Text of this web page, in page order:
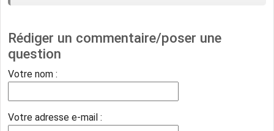
Rédiger un commentaire/poser une
question
Votre nom :
Votre adresse e-mail :